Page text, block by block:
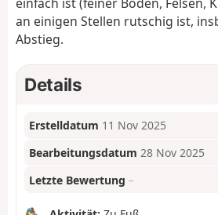
an einigen Stellen rutschig ist,
Abstieg.
Details
Erstelldatum 11 Nov 2025
Bearbeitungsdatum 28 Nov 2025
Letzte Bewertung –